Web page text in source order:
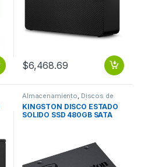
$6,468.69
Almacenamiento Discos de
Estado Solido (SSD)
KINGSTON DISCO ESTADO
SOLIDO SSD 480GB SATA